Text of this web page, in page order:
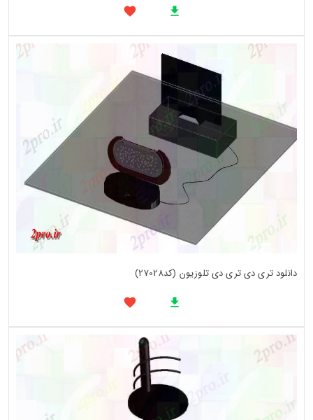
دانلود تری دی تری دی تلوزیون (کد27028)